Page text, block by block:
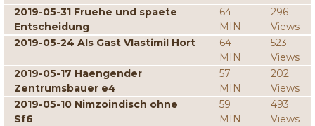
2019-05-31 Fruehe und spaete
Entscheidung
64
MIN
296
Views
2019-05-24 Als Gast Vlastimil Hort
64
MIN
523
Views
2019-05-17 Haengender
Zentrumsbauer e4
57
MIN
202
Views
2019-05-10 Nimzoindisch ohne
Sf6
59
MIN
493
Views